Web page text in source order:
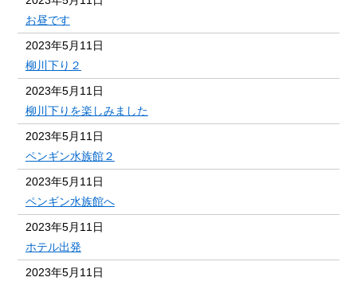
お昼です
2023年5月11日
柳川下り２
2023年5月11日
柳川下りを楽しみました
2023年5月11日
ペンギン水族館２
2023年5月11日
ペンギン水族館へ
2023年5月11日
ホテル出発
2023年5月11日